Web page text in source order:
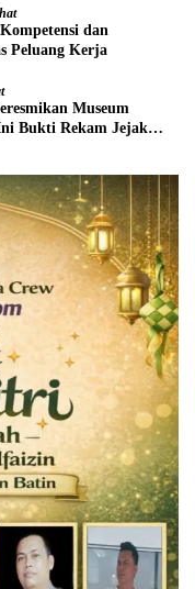
dan
Peluang Kerja
Museum
Bukti Rekam Jejak